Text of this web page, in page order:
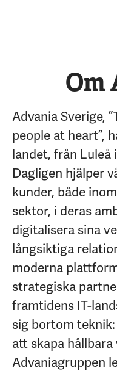
Om
Advania Sverige,
people at heart”,
landet, från Luleå
Dagligen hjälper
kunder, både
sektor, i deras
digitalisera sina
långsiktiga
moderna
strategiska
framtidens IT-
sig bortom
att skapa hållbara
Advaniagruppen